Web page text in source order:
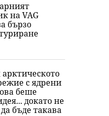
на VAG
бързо
арктическото
с ядрени
беше
докато не
бъде такава